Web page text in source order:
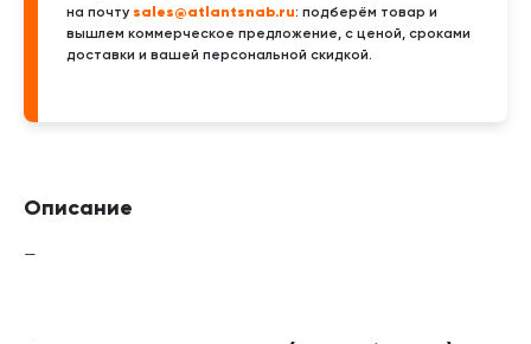
на почту sales@atlantsnab.ru: подберём товар и
вышлем коммерческое предложение, с ценой, сроками
доставки и вашей персональной скидкой.
Описание
—